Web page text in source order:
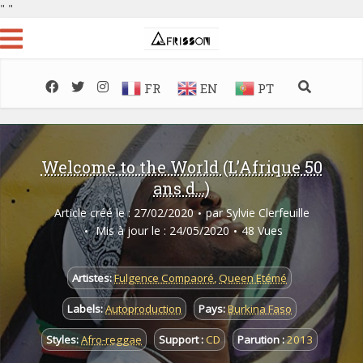
" "
FR EN PT
Welcome to the World (L’Afrique 50
ans d…)
Article créé le : 27/02/2020 par Sylvie Clerfeuille
Mis à jour le : 24/05/2020
48 Vues
Artistes:Fulgence Compaoré,Queen Etémé
Labels:Autoproduction Pays:Burkina Faso
Styles:Afro-reggae Support :CD Parution :2013